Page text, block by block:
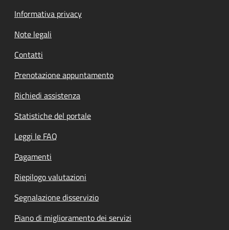
Informativa privacy
Note legali
Contatti
Prenotazione appuntamento
Richiedi assistenza
Statistiche del portale
Leggi le FAQ
Pagamenti
Riepilogo valutazioni
Segnalazione disservizio
Piano di miglioramento dei servizi